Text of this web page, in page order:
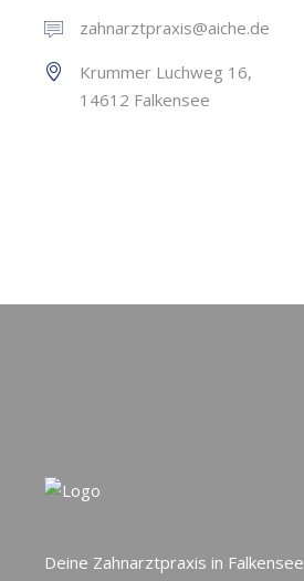
zahnarztpraxis@aiche.de
Krummer Luchweg 16,
14612 Falkensee
Deine Zahnarztpraxis in Falkensee